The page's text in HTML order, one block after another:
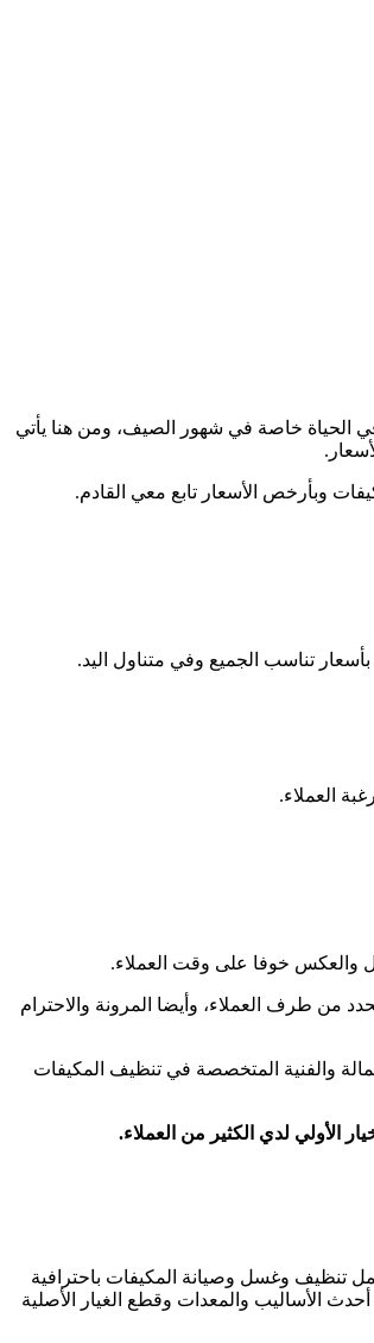
الحياة خاصة في شهور الصيف، ومن هنا يأتي
وبأرخص الأسعار تابع معي القادم.
تناسب الجميع وفي متناول اليد.
العملاء.
والعكس خوفا على وقت العملاء.
من طرف العملاء، وأيضا المرونة والاحترام
والفنية المتخصصة في تنظيف المكيفات
الأولي لدي الكثير من العملاء.
تنظيف وغسل وصيانة المكيفات باحترافية
الأساليب والمعدات وقطع الغيار الأصلية